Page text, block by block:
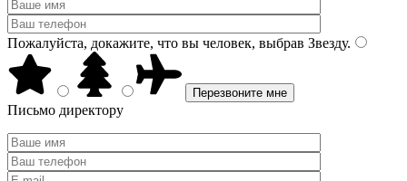
Пожалуйста, докажите, что вы человек, выбрав Звезду.
Письмо директору